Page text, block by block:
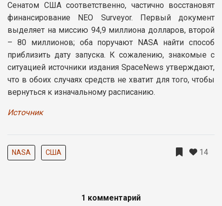
Сенатом США соответственно, частично восстановят
финансирование NEO Surveyor. Первый документ
выделяет на миссию 94,9 миллиона долларов, второй
– 80 миллионов; оба поручают NASA найти способ
приблизить дату запуска. К сожалению, знакомые с
ситуацией источники издания SpaceNews утверждают,
что в обоих случаях средств не хватит для того, чтобы
вернуться к изначальному расписанию.
Источник
NASA США 14
1 комментарий